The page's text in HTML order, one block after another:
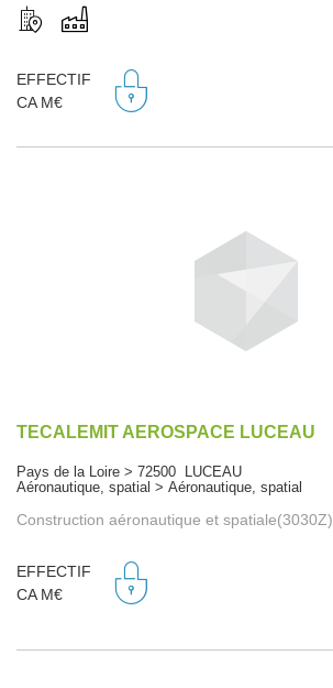
EFFECTIF
CA M€
TECALEMIT AEROSPACE LUCEAU
Pays de la Loire > 72500 LUCEAU
Aéronautique, spatial > Aéronautique, spatial
Construction aéronautique et spatiale(3030Z)
EFFECTIF
CA M€